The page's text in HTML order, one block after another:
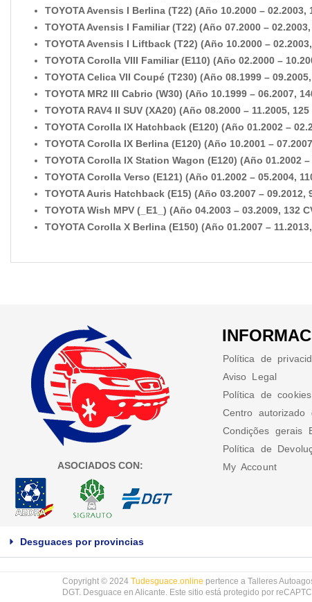
TOYOTA Avensis I Berlina (T22) (Año 10.2000 – 02.2003,
TOYOTA Avensis I Familiar (T22) (Año 07.2000 –
TOYOTA Avensis I Liftback (T22) (Año 10.2000 –
TOYOTA Corolla VIII Familiar (E110) (Año 02.2000 –
TOYOTA Celica VII Coupé (T230) (Año 08.1999 –
TOYOTA MR2 III Cabrio (W30) (Año 10.1999 – 06.2007,
TOYOTA RAV4 II SUV (XA20) (Año 08.2000 – 11.2005,
TOYOTA Corolla IX Hatchback (E120) (Año 01.2002 –
TOYOTA Corolla IX Berlina (E120) (Año 10.2001 –
TOYOTA Corolla IX Station Wagon (E120) (Año 01.2002
TOYOTA Corolla Verso (E121) (Año 01.2002 – 05.2004,
TOYOTA Auris Hatchback (E15) (Año 03.2007 – 09.2012,
TOYOTA Wish MPV (_E1_) (Año 04.2003 – 03.2009, 132
TOYOTA Corolla X Berlina (E150) (Año 01.2007 –
ASOCIADOS CON:
Política de
Aviso Legal
Política de cookies
Centro
Condições gerais
Política de
My Account
Desguaces por provincias
Copyright © 2024 Tudesguace.online pertence a Talleres
DGT. Desguace en Alicante. Este sitio está protegido por